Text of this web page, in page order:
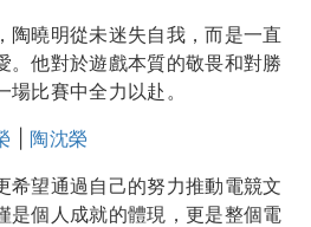
陶曉明從未迷失自我，而是一直
。他對於遊戲本質的敬畏和對勝
比賽中全力以赴。
陶沈榮
希望通過自己的努力推動電競文
是個人成就的體現，更是整個電